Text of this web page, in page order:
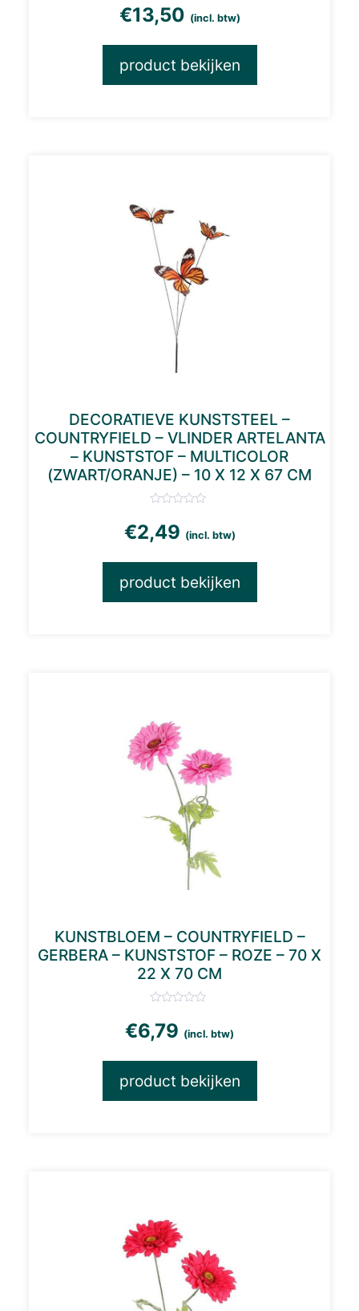
€13,50 (incl. btw)
product bekijken
DECORATIEVE KUNSTSTEEL –
COUNTRYFIELD – VLINDER ARTELANTA
– KUNSTSTOF – MULTICOLOR
(ZWART/ORANJE) – 10 X 12 X 67 CM
€2,49 (incl. btw)
product bekijken
KUNSTBLOEM – COUNTRYFIELD –
GERBERA – KUNSTSTOF – ROZE – 70 X
22 X 70 CM
€6,79 (incl. btw)
product bekijken